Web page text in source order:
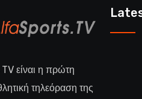
είναι η πρώτη
τηλεόραση της